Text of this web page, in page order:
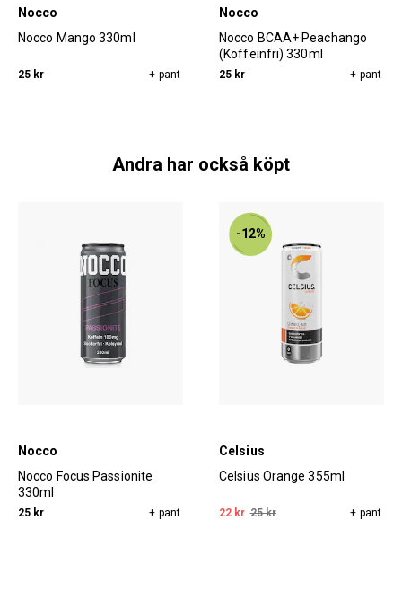
Nocco
Nocco Mango 330ml
25 kr + pant
Nocco
Nocco BCAA+ Peachango
(Koffeinfri) 330ml
25 kr + pant
Andra har också köpt
Nocco
Nocco Focus Passionite
330ml
25 kr + pant
-12%
Celsius
Celsius Orange 355ml
22 kr 25 kr + pant